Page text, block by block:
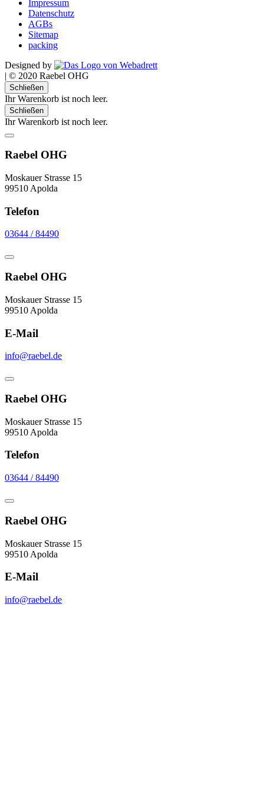
Impressum
Datenschutz
AGBs
Sitemap
packing
Designed by
| © 2020 Raebel OHG
Schließen
Ihr Warenkorb ist noch leer.
Schließen
Ihr Warenkorb ist noch leer.
Raebel OHG
Moskauer Strasse 15
99510 Apolda
Telefon
03644 / 84490
Raebel OHG
Moskauer Strasse 15
99510 Apolda
E-Mail
info@raebel.de
Raebel OHG
Moskauer Strasse 15
99510 Apolda
Telefon
03644 / 84490
Raebel OHG
Moskauer Strasse 15
99510 Apolda
E-Mail
info@raebel.de